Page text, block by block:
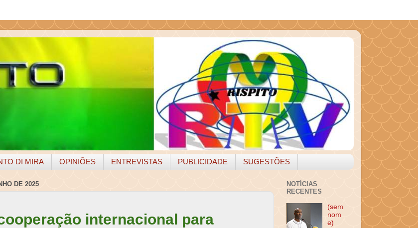
DI MIRA OPINIÕES ENTREVISTAS PUBLICIDADE SUGESTÕES
DE 2025
internacional para
NOTÍCIAS
RECENTES
(sem
nom
e)